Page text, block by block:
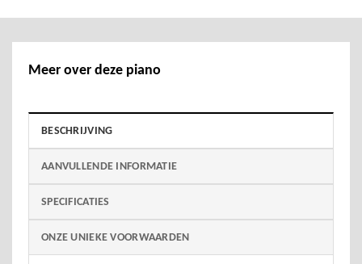
Meer over deze piano
BESCHRIJVING
AANVULLENDE INFORMATIE
SPECIFICATIES
ONZE UNIEKE VOORWAARDEN